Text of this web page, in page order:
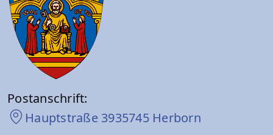
Postanschrift:
Hauptstraße 3935745 Herborn